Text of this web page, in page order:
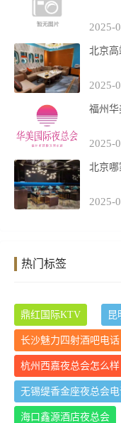
2025-
北京高
2025-
福州
2025-
北京哪
2025-
热门标签
鼎红国际KTV 昆
长沙魅力四射酒吧电话
杭州西嘉夜总会怎么样
无锡缇香金座夜总会
海口鑫源酒店夜总会